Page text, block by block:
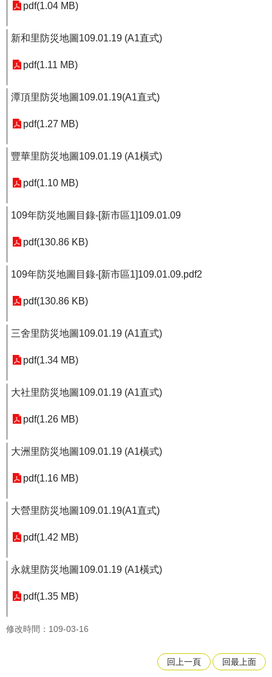
pdf(1.04 MB)
新和里防災地圖109.01.19 (A1直式)
pdf(1.11 MB)
潭頂里防災地圖109.01.19(A1直式)
pdf(1.27 MB)
豐華里防災地圖109.01.19 (A1橫式)
pdf(1.10 MB)
109年防災地圖目錄-[新市區1]109.01.09
pdf(130.86 KB)
109年防災地圖目錄-[新市區1]109.01.09.pdf2
pdf(130.86 KB)
三舍里防災地圖109.01.19 (A1直式)
pdf(1.34 MB)
大社里防災地圖109.01.19 (A1直式)
pdf(1.26 MB)
大洲里防災地圖109.01.19 (A1橫式)
pdf(1.16 MB)
大營里防災地圖109.01.19(A1直式)
pdf(1.42 MB)
永就里防災地圖109.01.19 (A1橫式)
pdf(1.35 MB)
修改時間：109-03-16
回上一頁 回最上面